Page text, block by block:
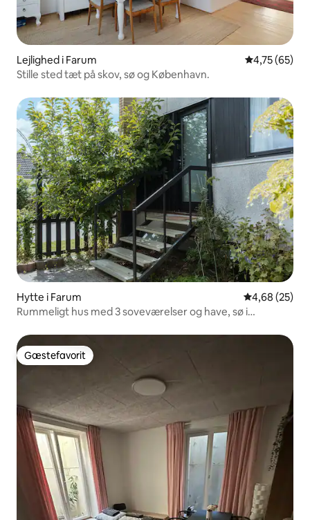
Lejlighed i Farum 4,75 ud af 5
4,75 (65)
Stille sted tæt på skov, sø og København.
Hytte i Farum 4,68 ud af 5 i
4,68 (25)
Rummeligt hus med 3 soveværelser og have, sø i
Gæstefavorit
Gæstefavorit